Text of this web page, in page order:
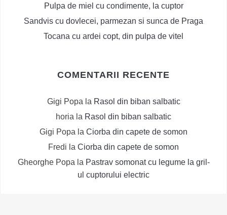
Pulpa de miel cu condimente, la cuptor
Sandvis cu dovlecei, parmezan si sunca de Praga
Tocana cu ardei copt, din pulpa de vitel
COMENTARII RECENTE
Gigi Popa la Rasol din biban salbatic
horia la Rasol din biban salbatic
Gigi Popa la Ciorba din capete de somon
Fredi la Ciorba din capete de somon
Gheorghe Popa la Pastrav somonat cu legume la gril-
ul cuptorului electric